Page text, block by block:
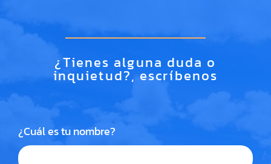
¿Tienes alguna duda o
inquietud?, escríbenos
¿Cuál es tu nombre?